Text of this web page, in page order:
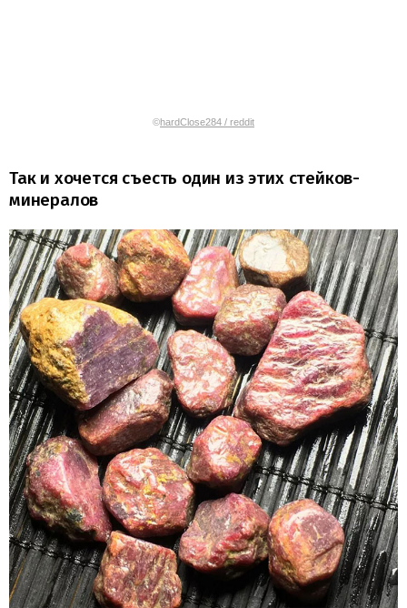
©hardClose284 / reddit
Так и хочется съесть один из этих стейков-
минералов